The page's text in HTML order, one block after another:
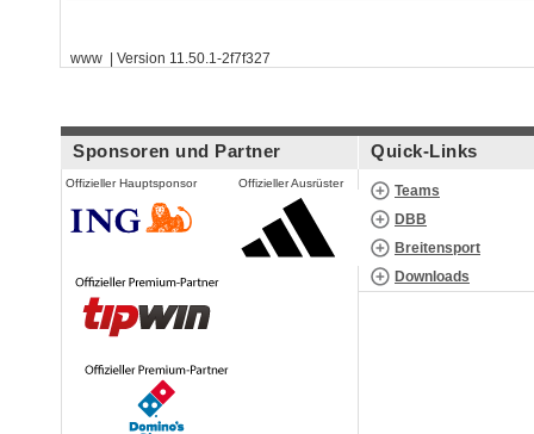
www | Version 11.50.1-2f7f327
Sponsoren und Partner
Offizieller Hauptsponsor Offizieller Ausrüster
Quick-Links
Teams
DBB
Breitensport
Downloads